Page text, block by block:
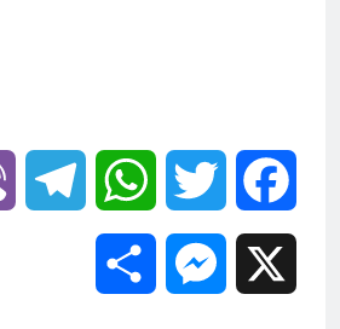
Facebook
Twitter
WhatsApp
Messenger